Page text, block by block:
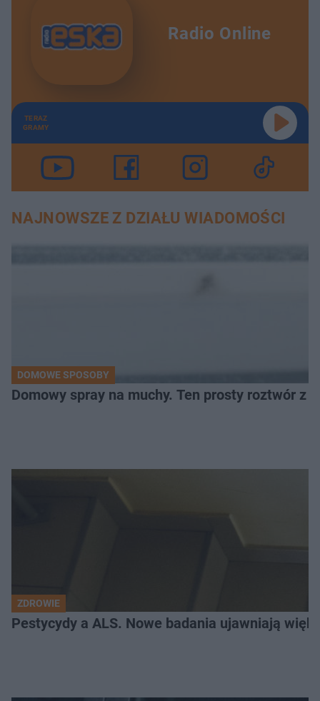
Radio Online
TERAZ
GRAMY
NAJNOWSZE Z DZIAŁU WIADOMOŚCI
DOMOWE SPOSOBY
Domowy spray na muchy. Ten prosty roztwór z
ZDROWIE
Pestycydy a ALS. Nowe badania ujawniają